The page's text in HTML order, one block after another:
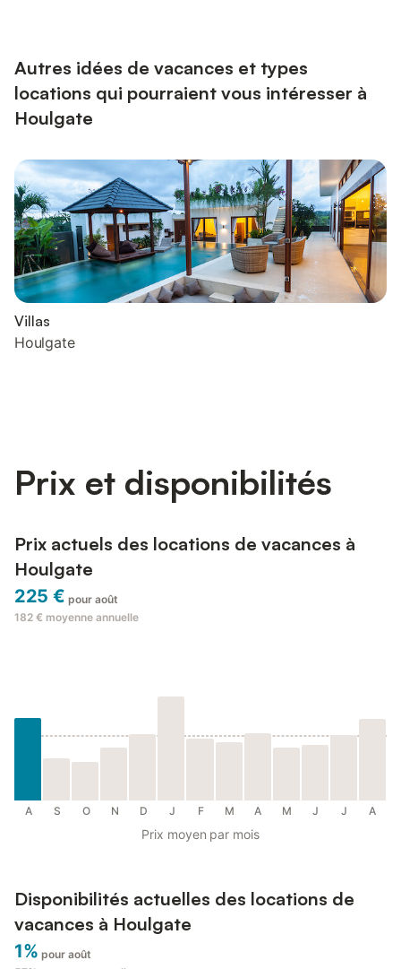
instant...
Autres idées de vacances et types
locations qui pourraient vous intéresser à
Houlgate
Villas
Houlgate
Prix et disponibilités
Prix actuels des locations de vacances à
Houlgate
225 € pour août
182 € moyenne annuelle
A S O N D J F M A M J J A
Prix moyen par mois
Disponibilités actuelles des locations de
vacances à Houlgate
1% pour août